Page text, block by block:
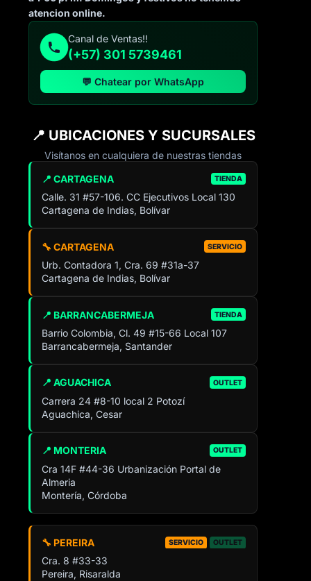
atencion online.
Canal de Ventas!!
(+57) 301 5739461
💬 Chatear por WhatsApp
📍 UBICACIONES Y SUCURSALES
Visítanos en cualquiera de nuestras tiendas
📍 CARTAGENA TIENDA
Calle. 31 #57-106. CC Ejecutivos Local 130
Cartagena de Indias, Bolívar
🔧 CARTAGENA SERVICIO
Urb. Contadora 1, Cra. 69 #31a-37
Cartagena de Indias, Bolívar
📍 BARRANCABERMEJA TIENDA
Barrio Colombia, Cl. 49 #15-66 Local 107
Barrancabermeja, Santander
📍 AGUACHICA OUTLET
Carrera 24 #8-10 local 2 Potozí
Aguachica, Cesar
📍 MONTERIA OUTLET
Cra 14F #44-36 Urbanización Portal de
Almeria
Montería, Córdoba
🔧 PEREIRA SERVICIO OUTLET
Cra. 8 #33-33
Pereira, Risaralda